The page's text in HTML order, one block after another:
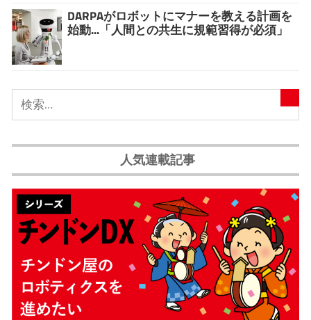
DARPAがロボットにマナーを教える計画を
始動...「人間との共生に規範習得が必須」
人気連載記事